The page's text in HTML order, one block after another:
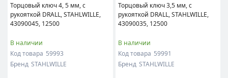
Торцовый ключ 4, 5 мм, с
рукояткой DRALL, STAHLWILLE,
43090045, 12500
В наличии
Код товара 59993
Бренд STAHLWILLE
Торцовый ключ 3,5 мм, с
рукояткой DRALL, STAHLWILLE,
43090035, 12500
В наличии
Код товара 59991
Бренд STAHLWILLE